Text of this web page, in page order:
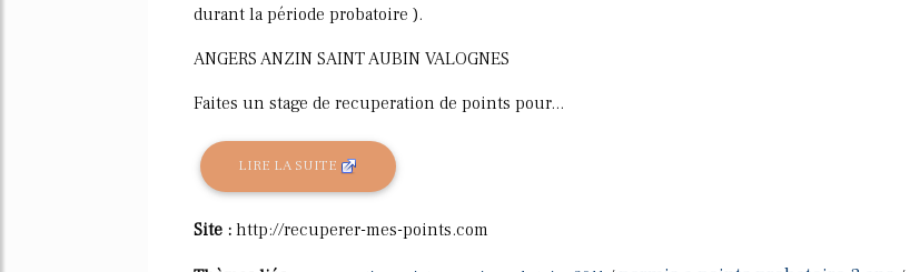
durant la période probatoire ).
ANGERS ANZIN SAINT AUBIN VALOGNES
Faites un stage de recuperation de points pour...
LIRE LA SUITE
Site : http://recuperer-mes-points.com